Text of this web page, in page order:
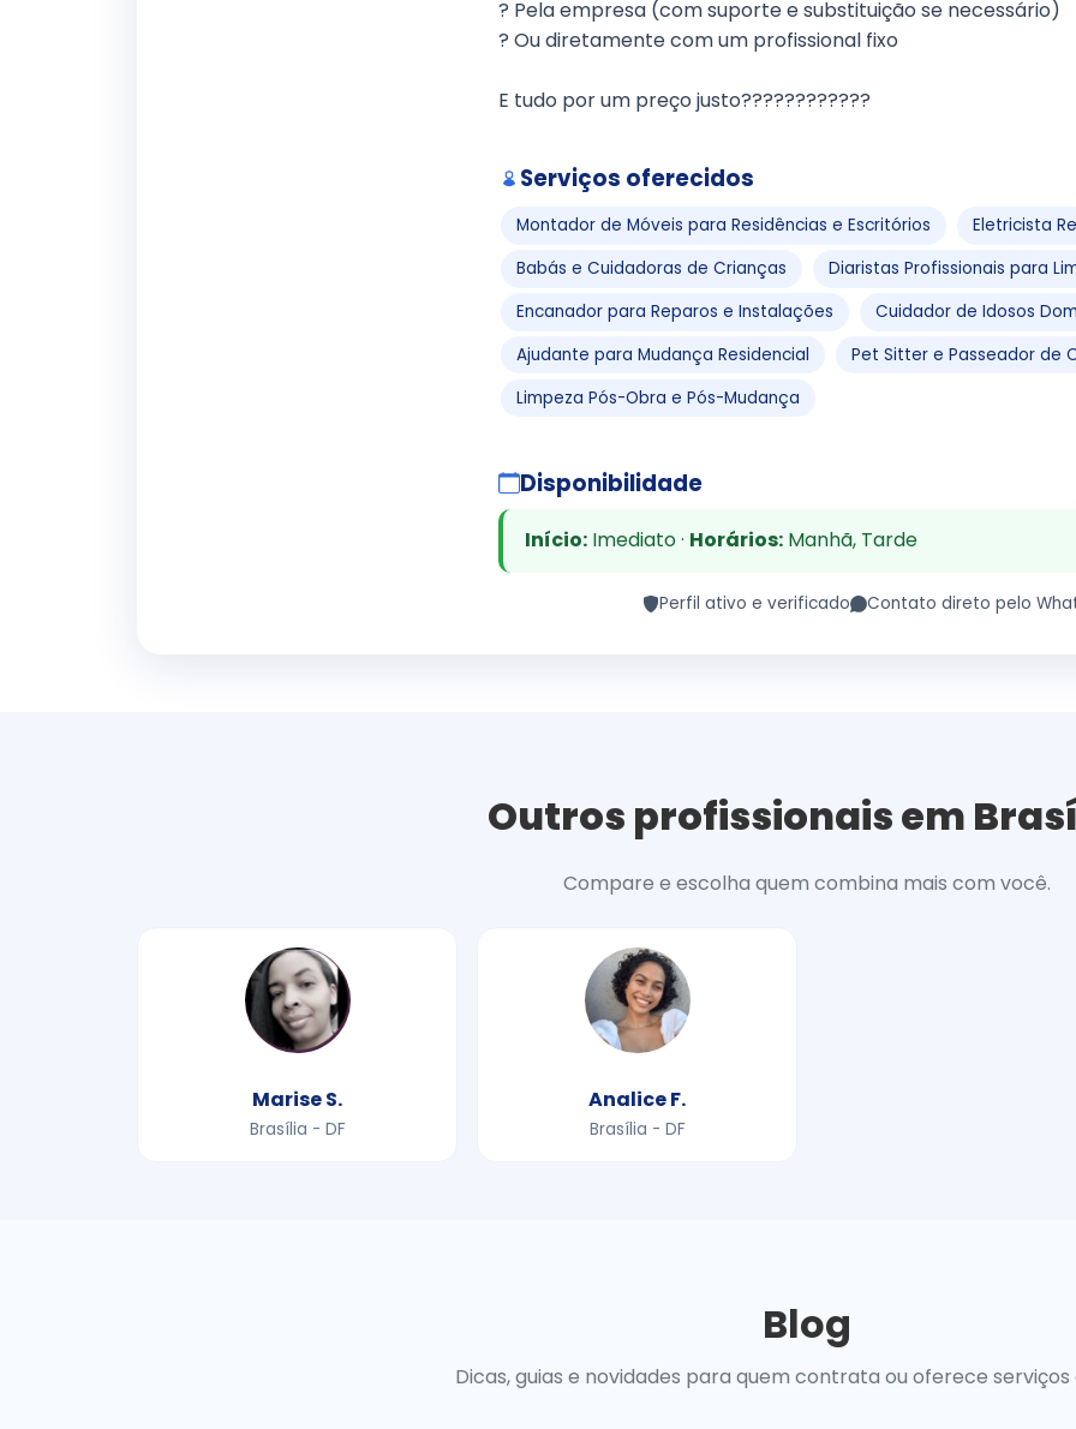
? Pela empresa (com suporte e substituição se necessário)
? Ou diretamente com um profissional fixo
E tudo por um preço justo????????????
Serviços oferecidos
Montador de Móveis para Residências e Escritórios
Eletricista
Babás e Cuidadoras de Crianças
Diaristas Profissionais para
Encanador para Reparos e Instalações
Cuidador de Idosos
Ajudante para Mudança Residencial
Pet Sitter e Passeador de
Limpeza Pós-Obra e Pós-Mudança
Disponibilidade
Início:Imediato · Horários:Manhã, Tarde
Perfil ativo e verificado Contato direto pelo
Outros profissionais em
Compare e escolha quem combina mais com você.
Marise S.
Brasília - DF
Analice F.
Brasília - DF
Blog
Dicas, guias e novidades para quem contrata ou oferece serviços